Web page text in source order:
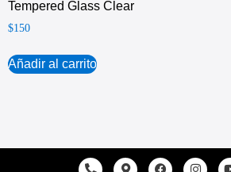
Tempered Glass Clear
$150
Añadir al carrito